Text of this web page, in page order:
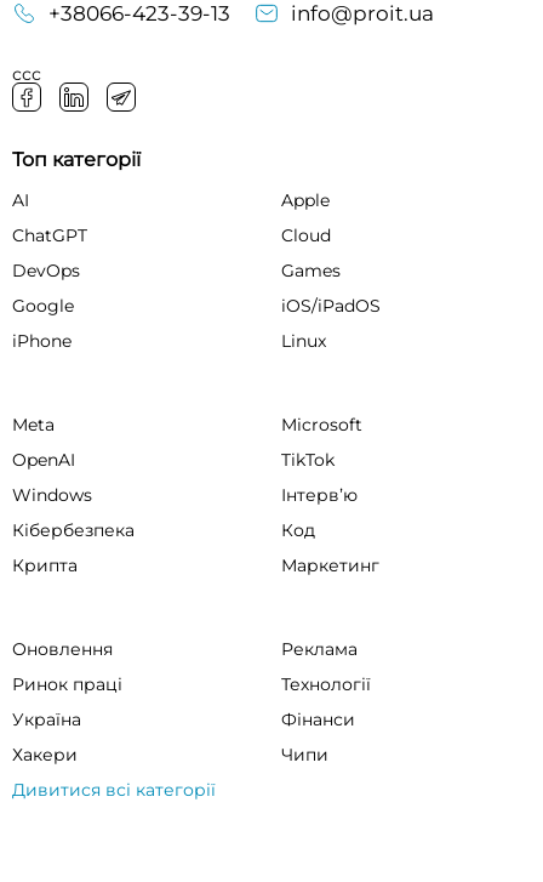
+38066-423-39-13
info@proit.ua
ссс
Топ категорії
AI
Apple
ChatGPT
Cloud
DevOps
Games
Google
iOS/iPadOS
iPhone
Linux
Meta
Microsoft
OpenAI
TikTok
Windows
Інтервʼю
Кібербезпека
Код
Крипта
Маркетинг
Оновлення
Реклама
Ринок праці
Технології
Україна
Фінанси
Хакери
Чипи
Дивитися всі категорії